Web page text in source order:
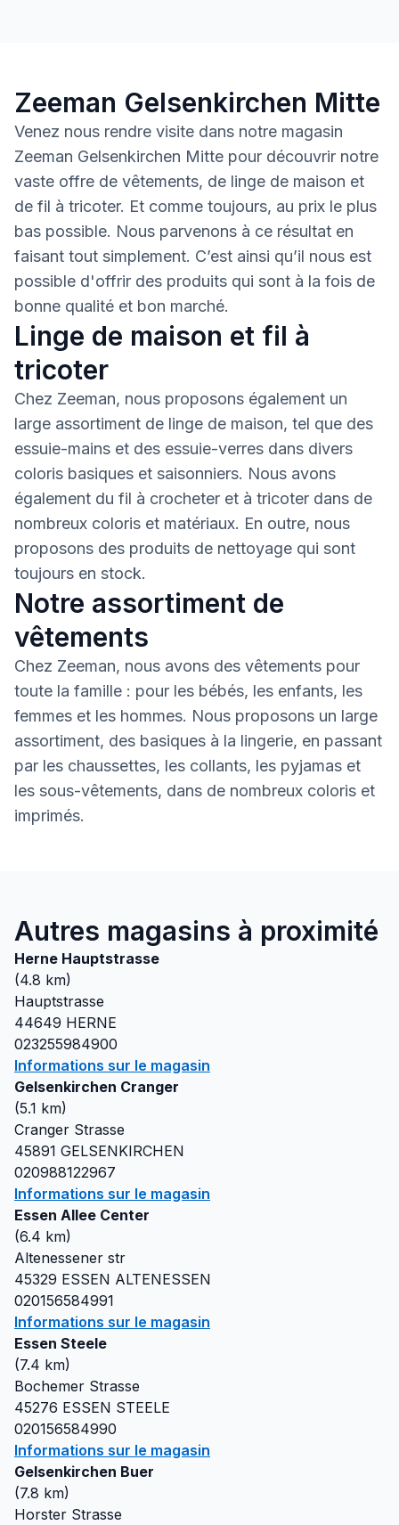
Zeeman Gelsenkirchen Mitte
Venez nous rendre visite dans notre magasin
Zeeman Gelsenkirchen Mitte pour découvrir notre
vaste offre de vêtements, de linge de maison et
de fil à tricoter. Et comme toujours, au prix le plus
bas possible. Nous parvenons à ce résultat en
faisant tout simplement. C’est ainsi qu’il nous est
possible d'offrir des produits qui sont à la fois de
bonne qualité et bon marché.
Linge de maison et fil à
tricoter
Chez Zeeman, nous proposons également un
large assortiment de linge de maison, tel que des
essuie-mains et des essuie-verres dans divers
coloris basiques et saisonniers. Nous avons
également du fil à crocheter et à tricoter dans de
nombreux coloris et matériaux. En outre, nous
proposons des produits de nettoyage qui sont
toujours en stock.
Notre assortiment de
vêtements
Chez Zeeman, nous avons des vêtements pour
toute la famille : pour les bébés, les enfants, les
femmes et les hommes. Nous proposons un large
assortiment, des basiques à la lingerie, en passant
par les chaussettes, les collants, les pyjamas et
les sous-vêtements, dans de nombreux coloris et
imprimés.
Autres magasins à proximité
Herne Hauptstrasse
(4.8 km)
Hauptstrasse
44649 HERNE
023255984900
Informations sur le magasin
Gelsenkirchen Cranger
(5.1 km)
Cranger Strasse
45891 GELSENKIRCHEN
020988122967
Informations sur le magasin
Essen Allee Center
(6.4 km)
Altenessener str
45329 ESSEN ALTENESSEN
020156584991
Informations sur le magasin
Essen Steele
(7.4 km)
Bochemer Strasse
45276 ESSEN STEELE
020156584990
Informations sur le magasin
Gelsenkirchen Buer
(7.8 km)
Horster Strasse